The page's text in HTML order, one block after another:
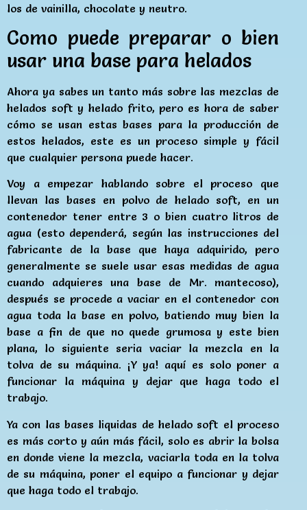
los de vainilla, chocolate y neutro.
Como puede preparar o bien
usar una base para helados
Ahora ya sabes un tanto más sobre las mezclas de
helados soft y helado frito, pero es hora de saber
cómo se usan estas bases para la producción de
estos helados, este es un proceso simple y fácil
que cualquier persona puede hacer.
Voy a empezar hablando sobre el proceso que
llevan las bases en polvo de helado soft, en un
contenedor tener entre 3 o bien cuatro litros de
agua (esto dependerá, según las instrucciones del
fabricante de la base que haya adquirido, pero
generalmente se suele usar esas medidas de agua
cuando adquieres una base de Mr. mantecoso),
después se procede a vaciar en el contenedor con
agua toda la base en polvo, batiendo muy bien la
base a fin de que no quede grumosa y este bien
plana, lo siguiente seria vaciar la mezcla en la
tolva de su máquina. ¡Y ya! aquí es solo poner a
funcionar la máquina y dejar que haga todo el
trabajo.
Ya con las bases liquidas de helado soft el proceso
es más corto y aún más fácil, solo es abrir la bolsa
en donde viene la mezcla, vaciarla toda en la tolva
de su máquina, poner el equipo a funcionar y dejar
que haga todo el trabajo.